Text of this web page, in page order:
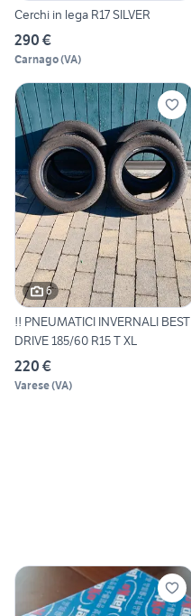
Cerchi in lega R17 SILVER
290 €
Carnago(VA)
6
!! PNEUMATICI INVERNALI BEST
DRIVE 185/60 R15 T XL
220 €
Varese(VA)